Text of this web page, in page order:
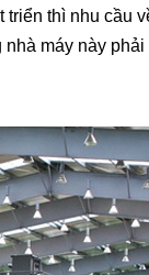
thì nhu cầu
máy này